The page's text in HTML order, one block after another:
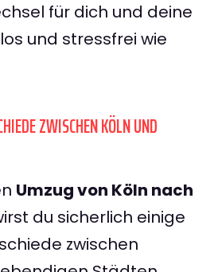
für dich und deine
und stressfrei wie
ZWISCHEN KÖLN UND
Umzug von Köln nach
du sicherlich einige
zwischen